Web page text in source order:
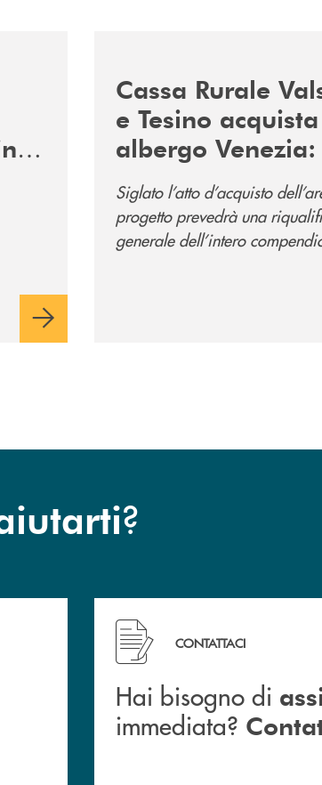
Cassa Rurale
e Tesino acquista
albergo Venezia:
il nuovo polo
direzionale della
e al servizio
Siglato l’atto d’acquisto
progetto prevedrà una
generale dell’intero
?
. Hai bisogno di assistenza
CONTATTACI
Hai bisogno di
immediata?